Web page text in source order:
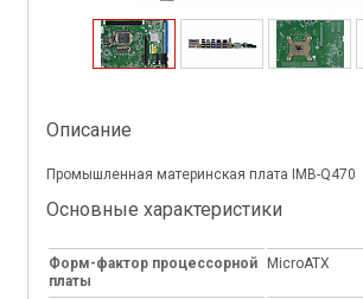
Описание
Промышленная материнская плата IMB-Q470
Основные характеристики
Форм-фактор процессорной
платы
MicroATX